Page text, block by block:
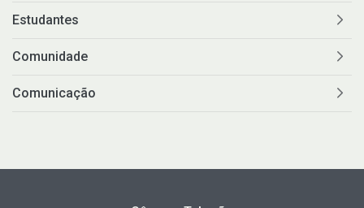
Estudantes
Comunidade
Comunicação